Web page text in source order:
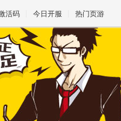
活码 今日开服 热门页游
魔兽
天堂